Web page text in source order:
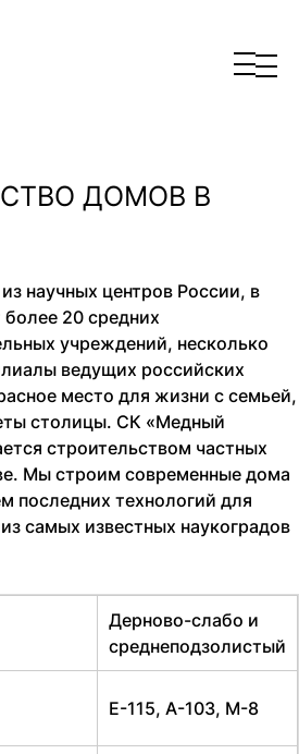
ДОМОВ В
научных центров России, в
более 20 средних
учреждений, несколько
ведущих российских
место для жизни с семьей,
столицы. СК «Медный
строительством частных
Мы строим современные дома
последних технологий для
самых известных наукоградов
Дерново-слабо и
среднеподзолистый
Е-115, А-103, М-8